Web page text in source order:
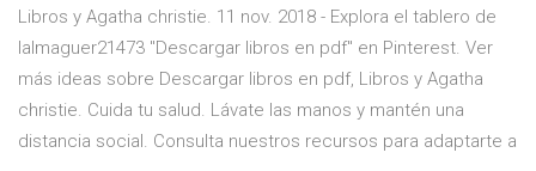
Libros y Agatha christie. 11 nov. 2018 - Explora el tablero de
lalmaguer21473 "Descargar libros en pdf" en Pinterest. Ver
más ideas sobre Descargar libros en pdf, Libros y Agatha
christie. Cuida tu salud. Lávate las manos y mantén una
distancia social. Consulta nuestros recursos para adaptarte a